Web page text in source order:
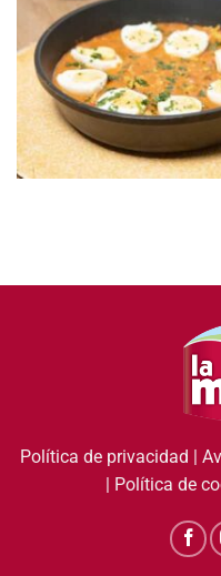
Política de privacidad |
| Política de